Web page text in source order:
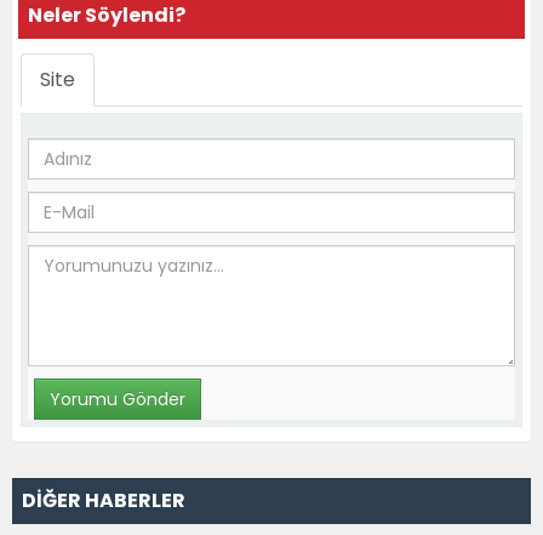
Neler Söylendi?
Site
DİĞER HABERLER